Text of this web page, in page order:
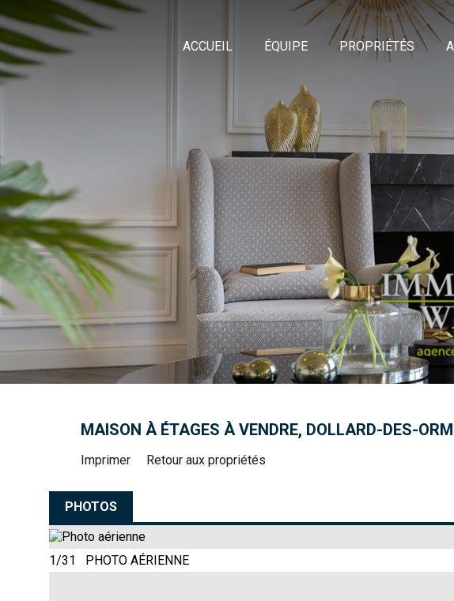
ACCUEIL ÉQUIPE PROPRIÉTÉS
MAISON À ÉTAGES À VENDRE, DOLLARD-DES-
Imprimer Retour aux propriétés
PHOTOS
1/31 PHOTO AÉRIENNE